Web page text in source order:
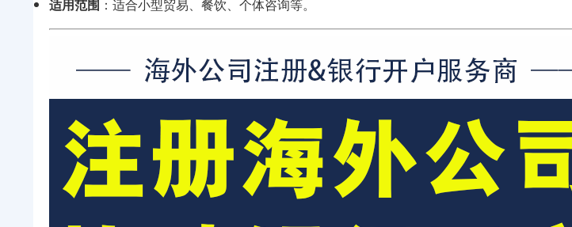
适用范围 ：适合小型贸易、餐饮、个体咨询等。